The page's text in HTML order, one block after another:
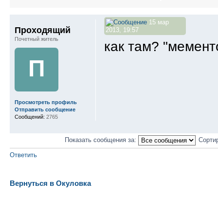
15 мар
2013, 19:57
как там?
Проходящий
Почетный житель
П
Просмотреть профиль
Отправить сообщение
Сообщений: 2765
Показать сообщения за:
Ответить
Вернуться в Окуловка